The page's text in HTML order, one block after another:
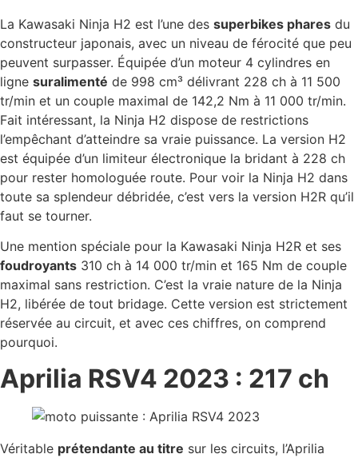
La Kawasaki Ninja H2 est l’une des superbikes phares du
constructeur japonais, avec un niveau de férocité que peu
peuvent surpasser. Équipée d’un moteur 4 cylindres en
ligne suralimenté de 998 cm³ délivrant 228 ch à 11 500
tr/min et un couple maximal de 142,2 Nm à 11 000 tr/min.
Fait intéressant, la Ninja H2 dispose de restrictions
l’empêchant d’atteindre sa vraie puissance. La version H2
est équipée d’un limiteur électronique la bridant à 228 ch
pour rester homologuée route. Pour voir la Ninja H2 dans
toute sa splendeur débridée, c’est vers la version H2R qu’il
faut se tourner.
Une mention spéciale pour la Kawasaki Ninja H2R et ses
foudroyants 310 ch à 14 000 tr/min et 165 Nm de couple
maximal sans restriction. C’est la vraie nature de la Ninja
H2, libérée de tout bridage. Cette version est strictement
réservée au circuit, et avec ces chiffres, on comprend
pourquoi.
Aprilia RSV4 2023 : 217 ch
Véritable prétendante au titre sur les circuits, l’Aprilia